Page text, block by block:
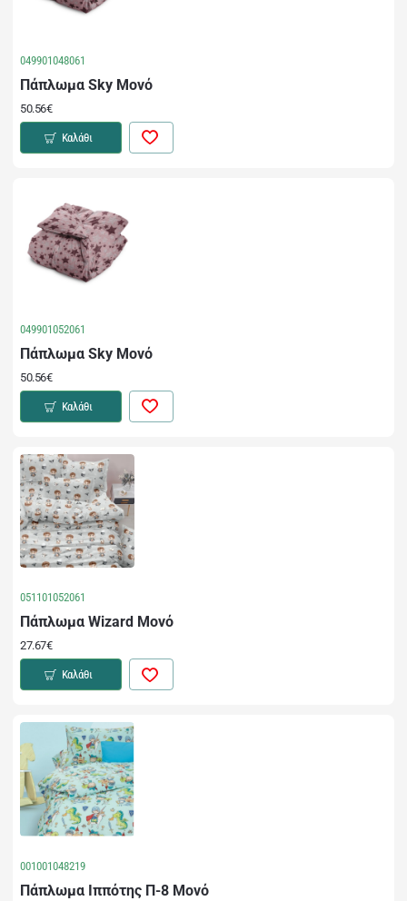
049901048061
Πάπλωμα Sky Μονό
50.56€
Καλάθι
049901052061
Πάπλωμα Sky Μονό
50.56€
Καλάθι
051101052061
Πάπλωμα Wizard Μονό
27.67€
Καλάθι
001001048219
Πάπλωμα Ιππότης Π-8 Μονό